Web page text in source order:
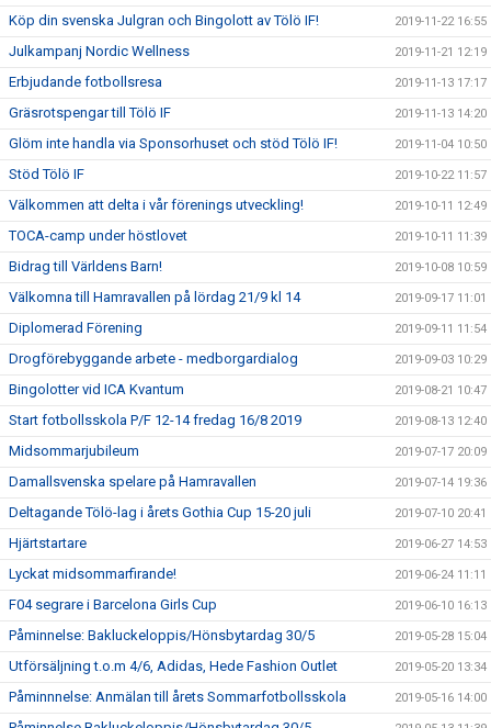
Köp din svenska Julgran och Bingolott av Tölö IF! 2019-11-22 16:55
Julkampanj Nordic Wellness 2019-11-21 12:19
Erbjudande fotbollsresa 2019-11-13 17:17
Gräsrotspengar till Tölö IF 2019-11-13 14:20
Glöm inte handla via Sponsorhuset och stöd Tölö IF! 2019-11-04 10:50
Stöd Tölö IF 2019-10-22 11:57
Välkommen att delta i vår förenings utveckling! 2019-10-11 12:49
TOCA-camp under höstlovet 2019-10-11 11:39
Bidrag till Världens Barn! 2019-10-08 10:59
Välkomna till Hamravallen på lördag 21/9 kl 14 2019-09-17 11:01
Diplomerad Förening 2019-09-11 11:54
Drogförebyggande arbete - medborgardialog 2019-09-03 10:29
Bingolotter vid ICA Kvantum 2019-08-21 10:47
Start fotbollsskola P/F 12-14 fredag 16/8 2019 2019-08-13 12:40
Midsommarjubileum 2019-07-17 20:09
Damallsvenska spelare på Hamravallen 2019-07-14 19:36
Deltagande Tölö-lag i årets Gothia Cup 15-20 juli 2019-07-10 20:41
Hjärtstartare 2019-06-27 14:53
Lyckat midsommarfirande! 2019-06-24 11:11
F04 segrare i Barcelona Girls Cup 2019-06-10 16:13
Påminnelse: Bakluckeloppis/Hönsbytardag 30/5 2019-05-28 15:04
Utförsäljning t.o.m 4/6, Adidas, Hede Fashion Outlet 2019-05-20 13:34
Påminnnelse: Anmälan till årets Sommarfotbollsskola 2019-05-16 14:00